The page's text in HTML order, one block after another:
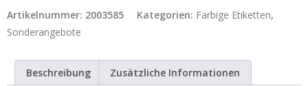
Tinte für Epson GP-C831
ColorWorks Info
89
mm
YLBOC
Menge
Artikelnummer: 2003585 Kategorien: Farbige Etiketten,
Sonderangebote
Beschreibung Zusätzliche Informationen